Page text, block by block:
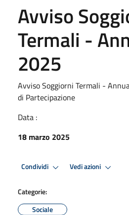
Avviso
Termali -
2025
Avviso Soggiorni Termali -
di Partecipazione
Data :
18 marzo 2025
Condividi Vedi azioni
Categorie:
Sociale